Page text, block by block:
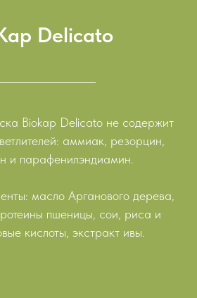
Delicato
Biokap Delicato не содержит
аммиак, резорцин,
и парафенилэндиамин.
масло Арганового дерева,
пшеницы, сои, риса и
кислоты, экстракт ивы.